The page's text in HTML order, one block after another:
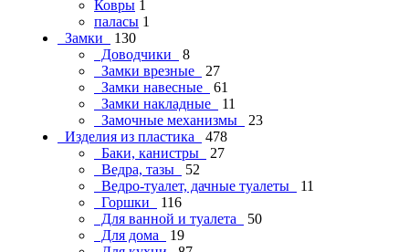
Ковры 1
паласы 1
Замки
130
Доводчики
8
Замки врезные
27
Замки навесные
61
Замки накладные
11
Замочные механизмы
23
Изделия из пластика
478
Баки, канистры
27
Ведра, тазы
52
Ведро-туалет, дачные туалеты
11
Горшки
116
Для ванной и туалета
50
Для дома
19